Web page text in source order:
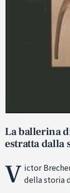
La ballerina
estratta dalla
V ictor
della storia